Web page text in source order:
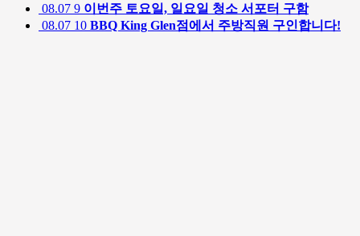
08.07 9 이번주 토요일, 일요일 청소 서포터 구함
08.07 10 BBQ King Glen점에서 주방직원 구인합니다!